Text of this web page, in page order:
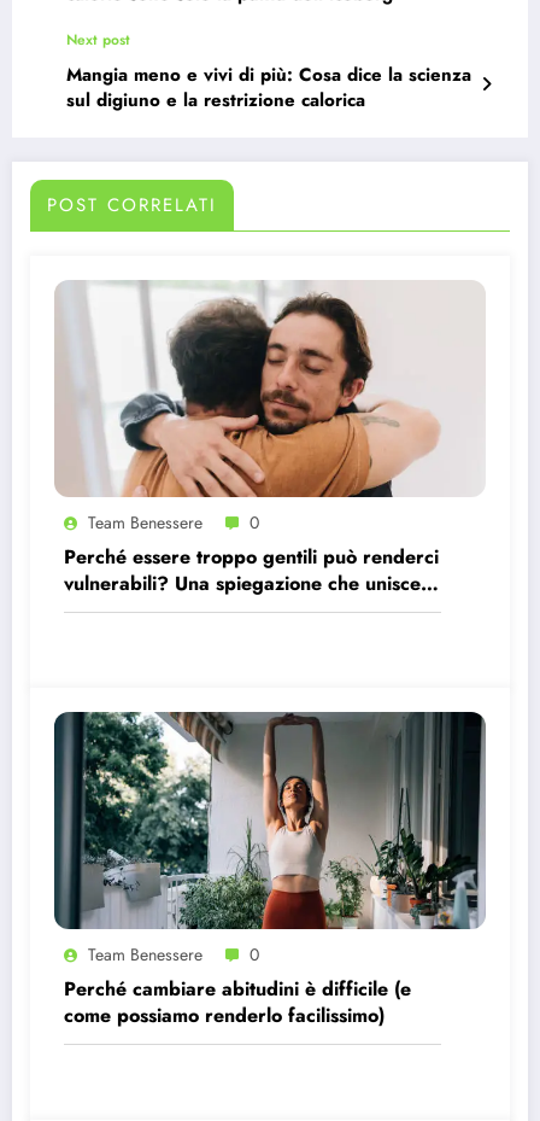
Next post
Mangia meno e vivi di più: Cosa dice la scienza
sul digiuno e la restrizione calorica
POST CORRELATI
Team Benessere 0
Perché essere troppo gentili può renderci
vulnerabili? Una spiegazione che unisce
psicologia e visione machiavelliana.
Team Benessere 0
Perché cambiare abitudini è difficile (e
come possiamo renderlo facilissimo)